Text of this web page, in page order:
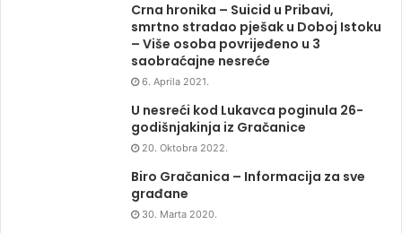
Crna hronika – Suicid u Pribavi,
smrtno stradao pješak u Doboj Istoku
– Više osoba povrijeđeno u 3
saobraćajne nesreće
6. Aprila 2021.
U nesreći kod Lukavca poginula 26-
godišnjakinja iz Gračanice
20. Oktobra 2022.
Biro Gračanica – Informacija za sve
građane
30. Marta 2020.